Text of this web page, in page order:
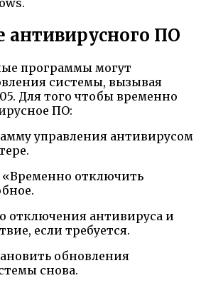
ПО
программы могут
системы, вызывая
Для того чтобы временно
ПО:
управления антивирусом
отключить
отключения антивируса и
если требуется.
обновления
снова.